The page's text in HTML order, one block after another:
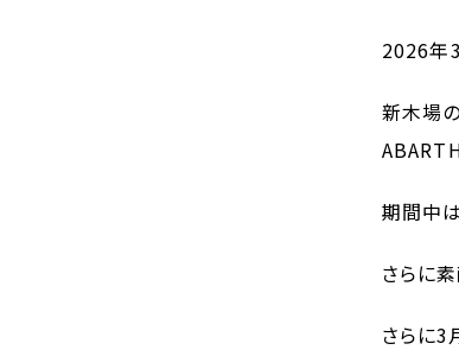
2026年
新木場
期間中
さらに
さらに3